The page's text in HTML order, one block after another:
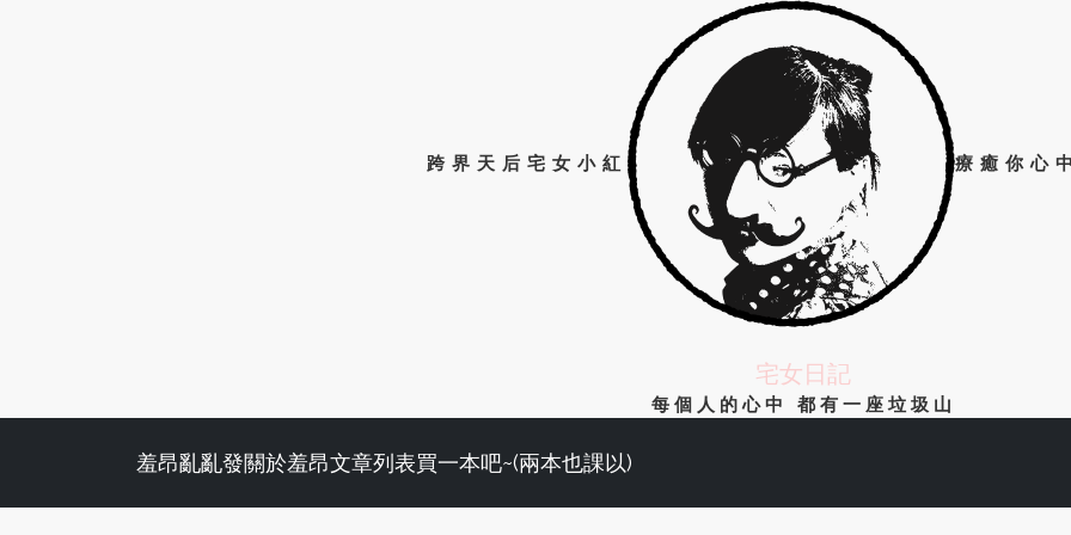
跨界天后宅女小紅 療癒你心
宅女日記
每個人的心中 都有一座垃圾山
羞昂亂亂發關於羞昂文章列表買一本吧~(兩本也課以)